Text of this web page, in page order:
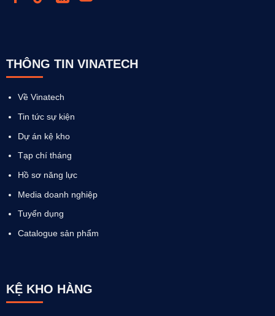
THÔNG TIN VINATECH
Về Vinatech
Tin tức sự kiện
Dự án kệ kho
Tạp chí tháng
Hồ sơ năng lực
Media doanh nghiệp
Tuyển dụng
Catalogue sản phẩm
KỆ KHO HÀNG